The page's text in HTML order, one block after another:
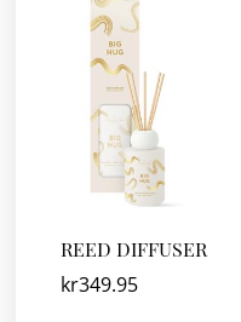
REED DIFFUSER
kr349.95